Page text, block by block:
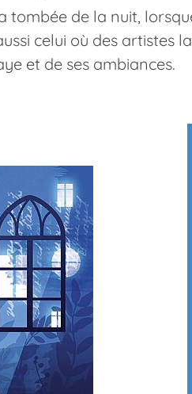
tombée de la nuit,
celui où des artistes
et de ses ambiances.